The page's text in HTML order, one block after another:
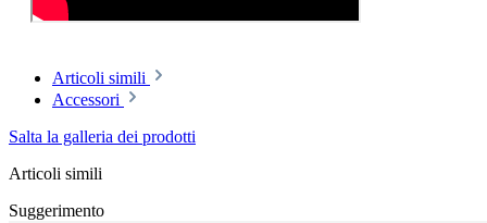
Articoli simili
Accessori
Salta la galleria dei prodotti
Articoli simili
Suggerimento